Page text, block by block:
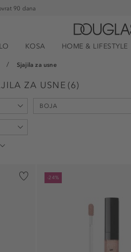
90 dana
KOSA HOME & LIFESTYLE
Sjajila za usne
ZA USNE (6)
BOJA
-24%